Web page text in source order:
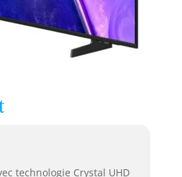
technologie Crystal UHD